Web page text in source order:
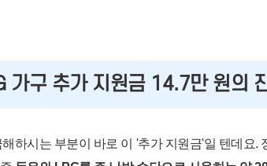
가구 추가 지원금 14.7만 원의
하시는 부분이 바로 이 '추가 지원금'일 텐데요.